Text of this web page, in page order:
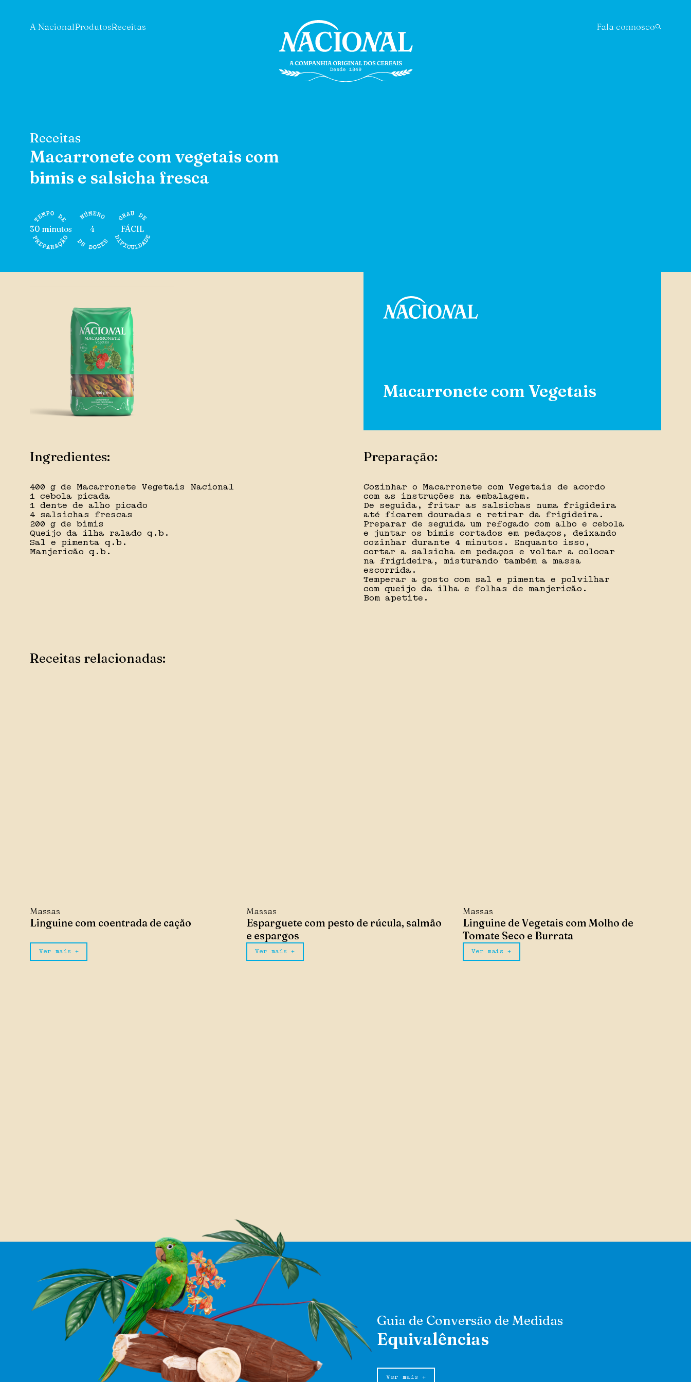
A NacionalProdutosReceitas Fala connosco
Receitas
Macarronete com vegetais com
bimis e salsicha fresca
30 minutos 4 FÁCIL
Macarronete com Vegetais
Ingredientes:
400 g de Macarronete Vegetais Nacional
1 cebola picada
1 dente de alho picado
4 salsichas frescas
200 g de bimis
Queijo da ilha ralado q.b.
Sal e pimenta q.b.
Manjericão q.b.
Preparação:
Cozinhar o Macarronete com Vegetais de acordo
com as instruções na embalagem.
De seguida, fritar as salsichas numa frigideira
até ficarem douradas e retirar da frigideira.
Preparar de seguida um refogado com alho e cebola
e juntar os bimis cortados em pedaços, deixando
cozinhar durante 4 minutos. Enquanto isso,
cortar a salsicha em pedaços e voltar a colocar
na frigideira, misturando também a massa
escorrida.
Temperar a gosto com sal e pimenta e polvilhar
com queijo da ilha e folhas de manjericão.
Bom apetite.
Receitas relacionadas:
Massas
Linguine com coentrada de cação
Ver mais +
Massas
Esparguete com pesto de rúcula, salmão
e espargos
Ver mais +
Massas
Linguine de Vegetais com Molho de
Tomate Seco e Burrata
Ver mais +
Guia de Conversão de Medidas
Equivalências
Ver mais +